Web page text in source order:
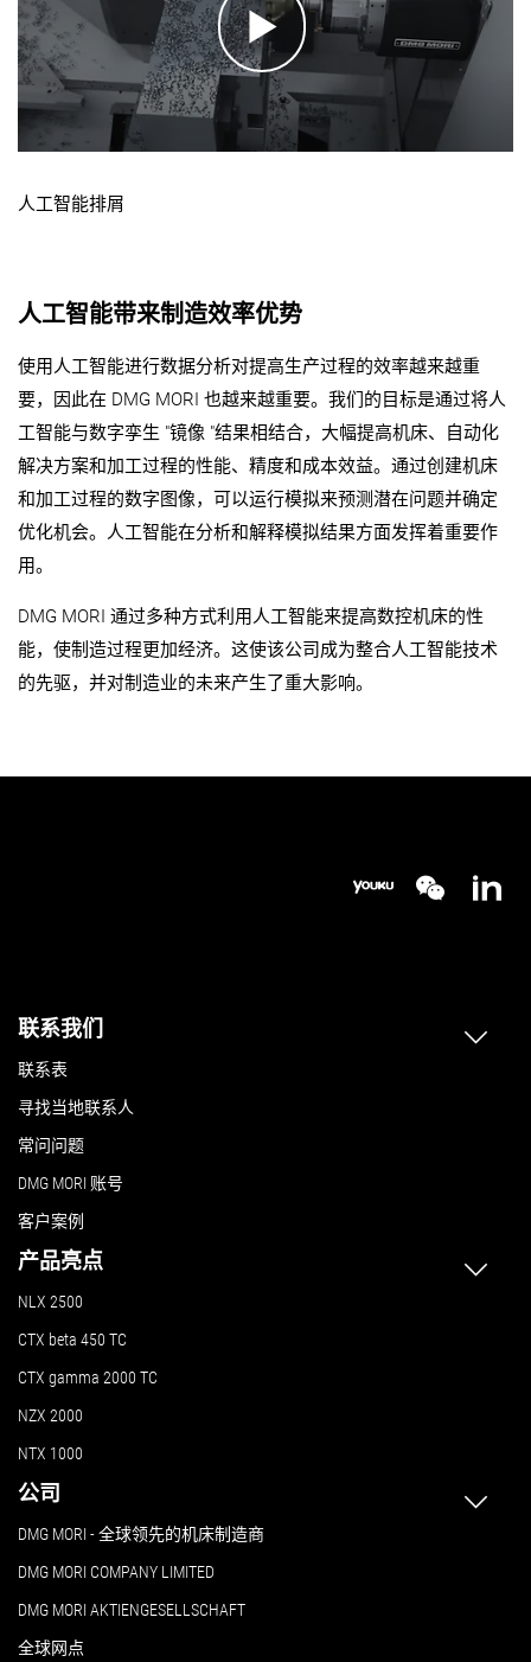
人工智能排屑
人工智能带来制造效率优势
使用人工智能进行数据分析对提高生产过程的效率越来越重
要，因此在 DMG MORI 也越来越重要。我们的目标是通过将人
工智能与数字孪生 "镜像 "结果相结合，大幅提高机床、自动化
解决方案和加工过程的性能、精度和成本效益。通过创建机床
和加工过程的数字图像，可以运行模拟来预测潜在问题并确定
优化机会。人工智能在分析和解释模拟结果方面发挥着重要作
用。
DMG MORI 通过多种方式利用人工智能来提高数控机床的性
能，使制造过程更加经济。这使该公司成为整合人工智能技术
的先驱，并对制造业的未来产生了重大影响。
联系我们
联系表
寻找当地联系人
常问问题
DMG MORI 账号
客户案例
产品亮点
NLX 2500
CTX beta 450 TC
CTX gamma 2000 TC
NZX 2000
NTX 1000
公司
DMG MORI - 全球领先的机床制造商
DMG MORI COMPANY LIMITED
DMG MORI AKTIENGESELLSCHAFT
全球网点